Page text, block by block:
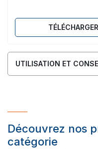
UTILISATION ET
Découvrez nos
catégorie